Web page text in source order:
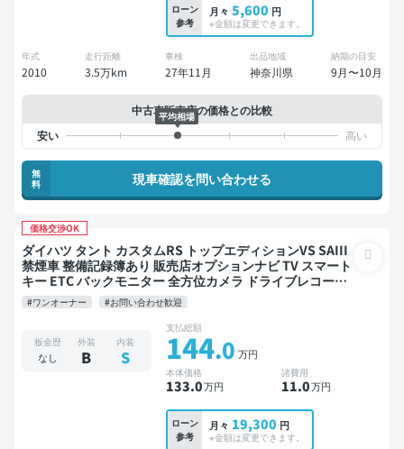
ローン
参考
月々 5,600 円
※金額は変更できます。
年式
2010
走行距離
3.5万km
車検
27年11月
出品地域
神奈川県
納期の目安
9月〜10月
中古車販売店の価格との比較
平均相場
無
料
現車確認を問い合わせる
価格交渉OK
ダイハツ タント カスタムRS トップエディションVS SAIII
禁煙車 整備記録簿あり 販売店オプションナビ TV スマート
キー ETC バックモニター 全方位カメラ ドライブレコーダ
ー 衝突軽減 両側電動スライドドア
#ワンオーナー #お問い合わせ歓迎
板金歴
なし
外装
B
内装
S
支払総額
144.0 万円
本体価格
133.0万円
諸費用
11.0万円
ローン
参考
月々 19,300 円
※金額は変更できます。